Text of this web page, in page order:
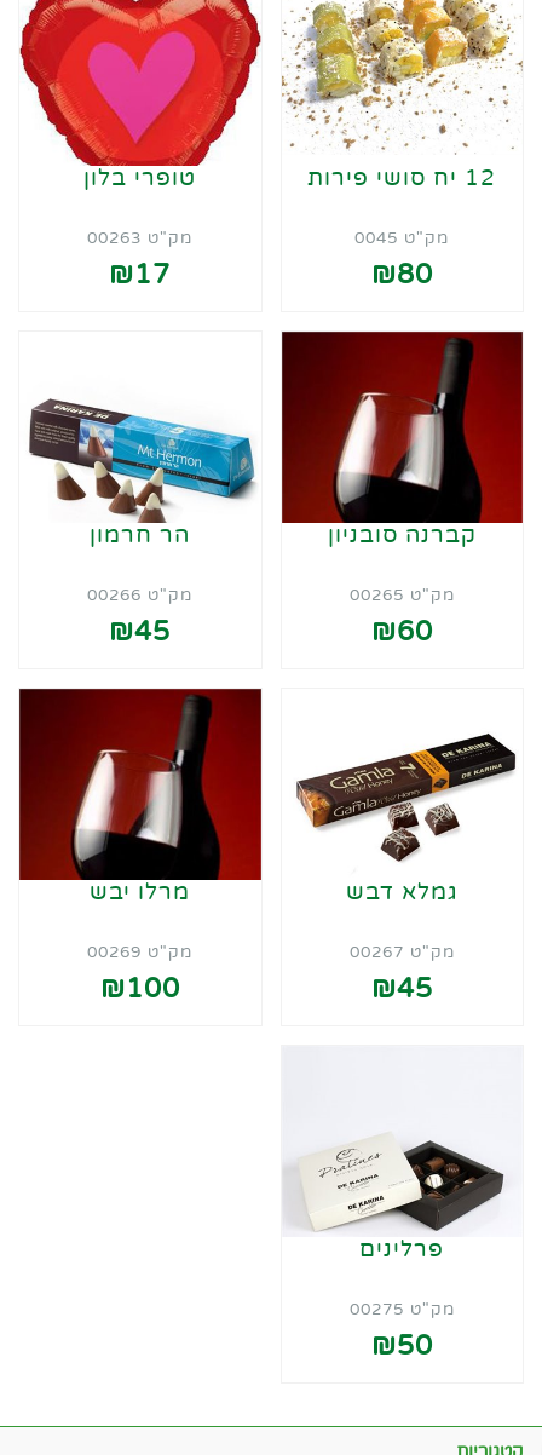
12 יח סושי פירות
מק"ט 0045
₪80
טופרי בלון
מק"ט 00263
₪17
קברנה סובניון
מק"ט 00265
₪60
הר חרמון
מק"ט 00266
₪45
גמלא דבש
מק"ט 00267
₪45
מרלו יבש
מק"ט 00269
₪100
פרלינים
מק"ט 00275
₪50